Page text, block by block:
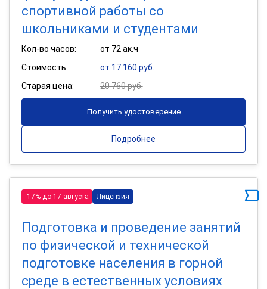
спортивной работы со
школьниками и студентами
Кол-во часов:
от 72 ак.ч
Стоимость:
от 17 160 руб.
Старая цена:
20 760 руб.
Получить удостоверение
Подробнее
-17% до 17 августа Лицензия
Подготовка и проведение занятий
по физической и технической
подготовке населения в горной
среде в естественных условиях